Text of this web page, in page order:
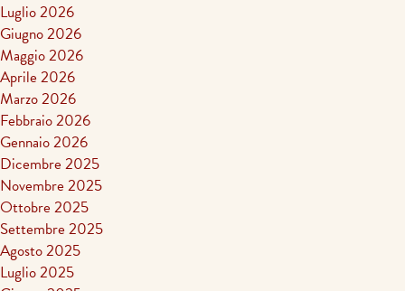
Luglio 2026
Giugno 2026
Maggio 2026
Aprile 2026
Marzo 2026
Febbraio 2026
Gennaio 2026
Dicembre 2025
Novembre 2025
Ottobre 2025
Settembre 2025
Agosto 2025
Luglio 2025